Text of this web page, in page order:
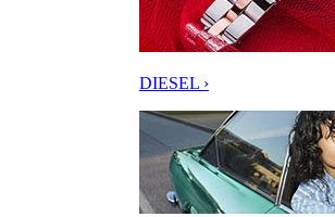
DIESEL ›